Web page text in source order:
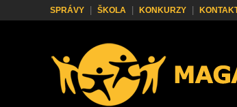
SPRÁVY ŠKOLA KONKURZY